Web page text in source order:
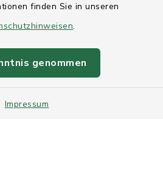
finden Sie in unseren
.
genommen
Impressum
Sitemap
Intranet